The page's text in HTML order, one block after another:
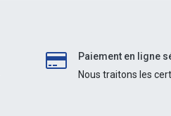
Paiement en ligne
Nous traitons les